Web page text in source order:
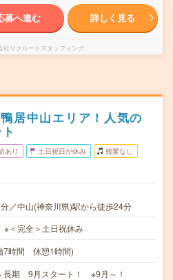
募へ進む 詳しく見る
社リクルートスタッフィング
居中山エリア！人気の
あり 土日祝日が休み 残業なし
／中山(神奈川県)駅から徒歩24分
＜完全＞土日祝休み
7時間 休憩1時間)
長期 9月スタート！ ※9月～！